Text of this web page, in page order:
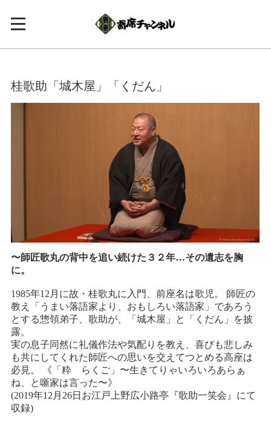
桂歌助「城木屋」「くだん」